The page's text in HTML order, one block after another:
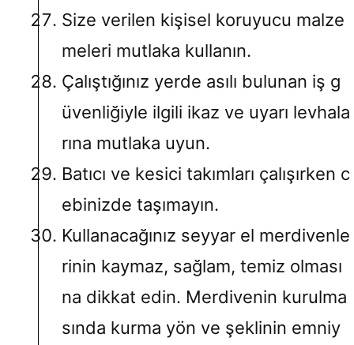
Size verilen kişisel koruyucu malze
meleri mutlaka kullanın.
Çalıştığınız yerde asılı bulunan iş g
üvenliğiyle ilgili ikaz ve uyarı levhala
rına mutlaka uyun.
Batıcı ve kesici takımları çalışırken c
ebinizde taşımayın.
Kullanacağınız seyyar el merdivenle
rinin kaymaz, sağlam, temiz olması
na dikkat edin. Merdivenin kurulma
sında kurma yön ve şeklinin emniy